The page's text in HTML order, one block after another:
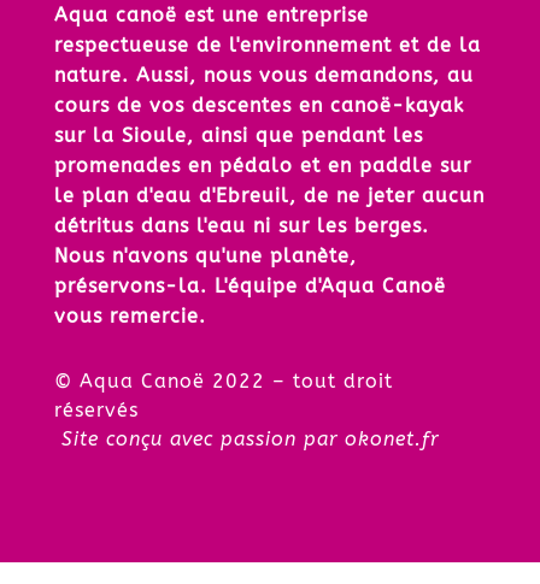
Aqua canoë est une entreprise
respectueuse de l'environnement et de la
nature. Aussi, nous vous demandons, au
cours de vos descentes en canoë-kayak
sur la Sioule, ainsi que pendant les
promenades en pédalo et en paddle sur
le plan d'eau d'Ebreuil, de ne jeter aucun
détritus dans l'eau ni sur les berges.
Nous n'avons qu'une planète,
préservons-la. L'équipe d'Aqua Canoë
vous remercie.
© Aqua Canoë 2022 – tout droit
réservés
Site conçu avec passion par okonet.fr